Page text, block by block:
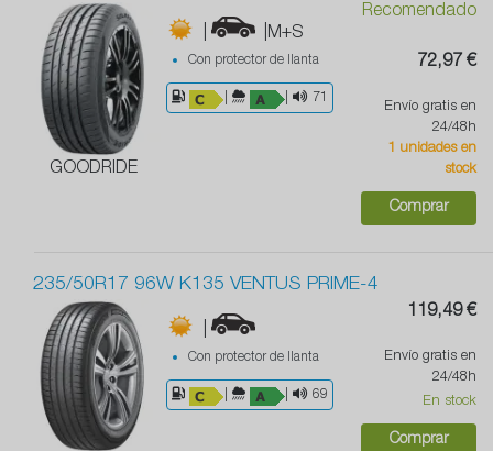
GOODRIDE
| |M+S
Con protector de llanta
71
Recomendado
72,97 €
Envío gratis en
24/48h
1 unidades en
stock
Comprar
235/50R17 96W K135 VENTUS PRIME-4
|
Con protector de llanta
69
119,49 €
Envío gratis en
24/48h
En stock
Comprar